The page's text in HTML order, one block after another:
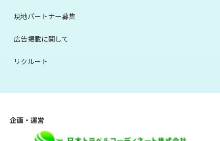
現地パートナー募集
広告掲載に関して
リクルート
企画・運営